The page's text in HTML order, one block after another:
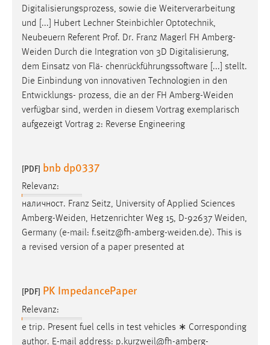
Digitalisierungsprozess, sowie die Weiterverarbeitung
und [...] Hubert Lechner Steinbichler Optotechnik,
Neubeuern Referent Prof. Dr. Franz Magerl FH Amberg-
Weiden Durch die Integration von 3D Digitalisierung,
dem Einsatz von Flä- chenrückführungssoftware [...] stellt.
Die Einbindung von innovativen Technologien in den
Entwicklungs- prozess, die an der FH Amberg-Weiden
verfügbar sind, werden in diesem Vortrag exemplarisch
aufgezeigt Vortrag 2: Reverse Engineering
[PDF] bnb dp0337
Relevanz:
наличност. Franz Seitz, University of Applied Sciences
Amberg-Weiden, Hetzenrichter Weg 15, D-92637 Weiden,
Germany (e-mail: f.seitz@fh-amberg-weiden.de). This is
a revised version of a paper presented at
[PDF] PK ImpedancePaper
Relevanz:
e trip. Present fuel cells in test vehicles ∗ Corresponding
author. E-mail address: p.kurzweil@fh-amberg-